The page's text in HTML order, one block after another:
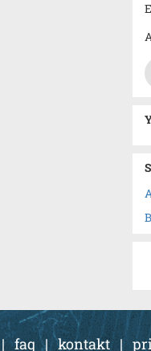
faq |kontakt|